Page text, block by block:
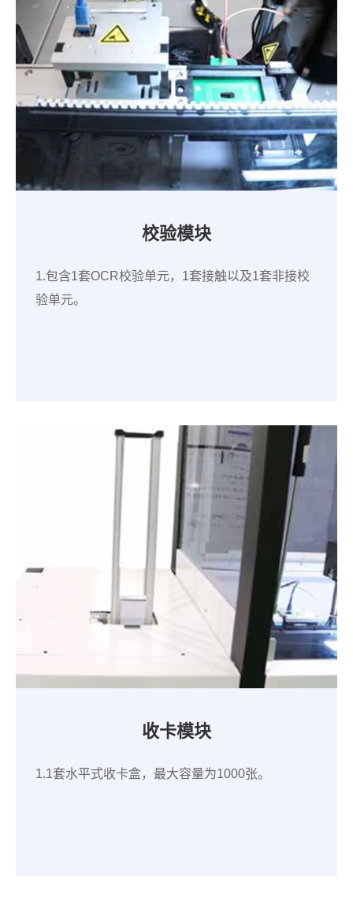
校验模块
1.包含1套OCR校验单元，1套接触以及1套非接校
验单元。
收卡模块
1.1套水平式收卡盒，最大容量为1000张。